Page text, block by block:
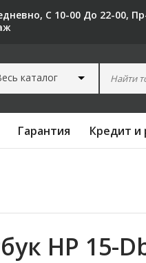
С 10-00 До 22-00,
каталог
Гарантия Кредит и
HP 15-